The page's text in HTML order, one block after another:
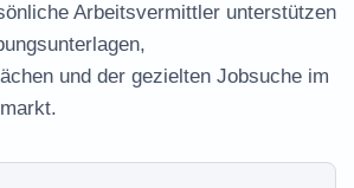
Arbeitsvermittler unterstützen
und der gezielten Jobsuche im